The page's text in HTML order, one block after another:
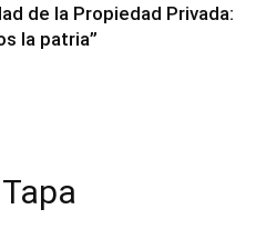
de la Propiedad Privada:
la patria”